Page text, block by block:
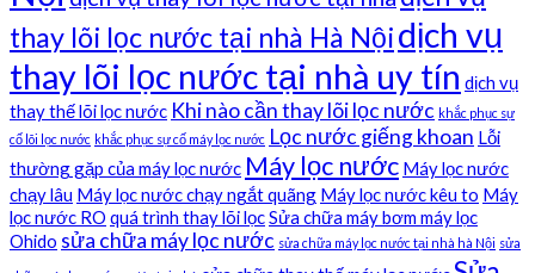
thay lõi lọc nước tại nhà Hà Nộidịch vụ
thay lõi lọc nước tại nhà uy tín dịch vụ
thay thế lõi lọc nước Khi nào cần thay lõi lọc nước khắc phục sự
cố lõi lọc nước khắc phục sự cố máy lọc nước Lọc nước giếng khoan Lỗi
thường gặp của máy lọc nước Máy lọc nước Máy lọc nước
chạy lâu Máy lọc nước chạy ngắt quãng Máy lọc nước kêu to Máy
lọc nước RO quá trình thay lõi lọcSửa chữa máy bơm máy lọc
Ohido sửa chữa máy lọc nước sửa chữa máy lọc nước tại nhà hà Nội sửa